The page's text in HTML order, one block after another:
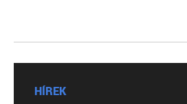
HÍREK